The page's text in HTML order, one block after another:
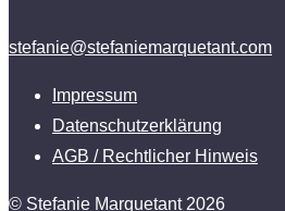
stefanie@stefaniemarquetant.com
Impressum
Datenschutzerklärung
AGB / Rechtlicher Hinweis
© Stefanie Marquetant 2026